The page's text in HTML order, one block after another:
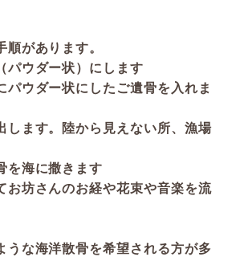
があります。
ウダー状）にします
ウダー状にしたご遺骨を入れま
ます。陸から見えない所、漁場
を海に撒きます
お坊さんのお経や花束や音楽を流
うな海洋散骨を希望される方が多